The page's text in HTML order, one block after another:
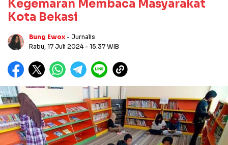
Kegemaran Membaca Masyarakat
Kota Bekasi
Bung Ewox - Jurnalis
Rabu, 17 Juli 2024 - 15:37 WIB